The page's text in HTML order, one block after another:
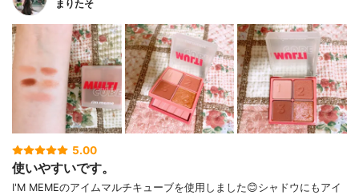
まりたそ
5.00
使いやすいです。
I'M MEMEのアイムマルチキューブを使用しました😊シャドウにもアイ